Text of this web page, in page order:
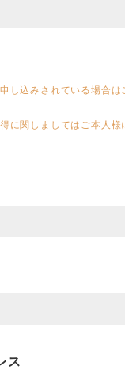
し込みされている場合は
に関しましてはご本人様
ス